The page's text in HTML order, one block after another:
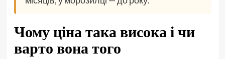
Чому ціна така висока і чи
варто вона того